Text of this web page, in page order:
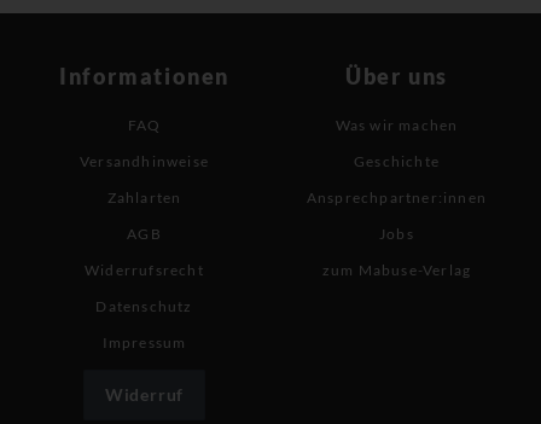
Informationen
FAQ
Versandhinweise
Zahlarten
AGB
Widerrufsrecht
Datenschutz
Impressum
Widerruf
Über uns
Was wir machen
Geschichte
Ansprechpartner:innen
Jobs
zum Mabuse-Verlag